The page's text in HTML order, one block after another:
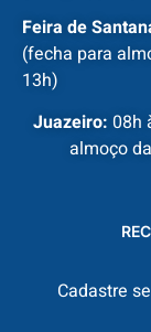
Feira de
(fecha para
13h)
Juazeiro: 08h
almoço
Cadastre